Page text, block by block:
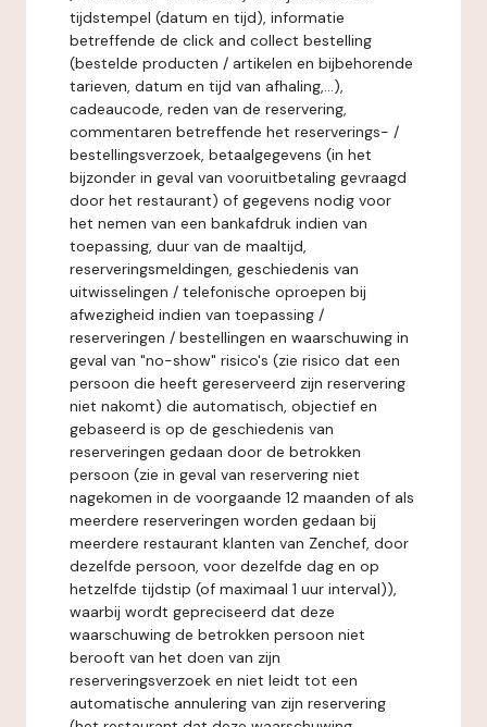
tijdstempel (datum en tijd), informatie
betreffende de click and collect bestelling
(bestelde producten / artikelen en bijbehorende
tarieven, datum en tijd van afhaling,...),
cadeaucode, reden van de reservering,
commentaren betreffende het reserverings- /
bestellingsverzoek, betaalgegevens (in het
bijzonder in geval van vooruitbetaling gevraagd
door het restaurant) of gegevens nodig voor
het nemen van een bankafdruk indien van
toepassing, duur van de maaltijd,
reserveringsmeldingen, geschiedenis van
uitwisselingen / telefonische oproepen bij
afwezigheid indien van toepassing /
reserveringen / bestellingen en waarschuwing in
geval van "no-show" risico's (zie risico dat een
persoon die heeft gereserveerd zijn reservering
niet nakomt) die automatisch, objectief en
gebaseerd is op de geschiedenis van
reserveringen gedaan door de betrokken
persoon (zie in geval van reservering niet
nagekomen in de voorgaande 12 maanden of als
meerdere reserveringen worden gedaan bij
meerdere restaurant klanten van Zenchef, door
dezelfde persoon, voor dezelfde dag en op
hetzelfde tijdstip (of maximaal 1 uur interval)),
waarbij wordt gepreciseerd dat deze
waarschuwing de betrokken persoon niet
berooft van het doen van zijn
reserveringsverzoek en niet leidt tot een
automatische annulering van zijn reservering